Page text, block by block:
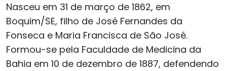
Nasceu em 31 de março de 1862, em
Boquim/SE, filho de José Fernandes da
Fonseca e Maria Francisca de São José.
Formou-se pela Faculdade de Medicina da
Bahia em 10 de dezembro de 1887, defendendo